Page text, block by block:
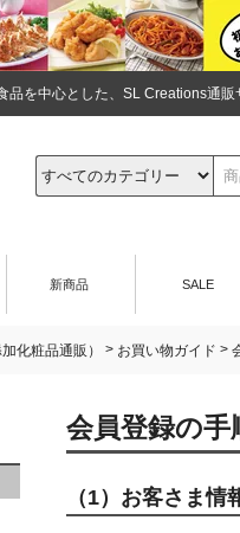
を中心とした、SL Creations通
新商品 SALE
化粧品通販） > お買い物ガイド >
会員登録の手
（1）お客さま